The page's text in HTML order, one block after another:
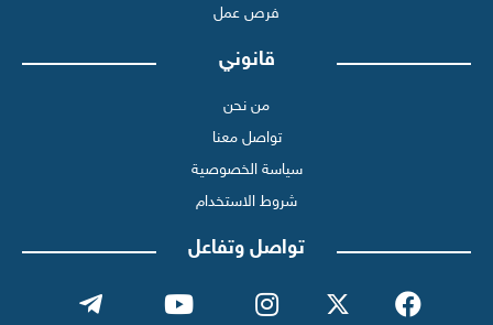
فرص عمل
قانوني
من نحن
تواصل معنا
سياسة الخصوصية
شروط الاستخدام
تواصل وتفاعل